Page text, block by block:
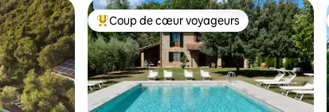
Coups de cœur voyageurs les plus appréciés
Coup de cœur voyageurs